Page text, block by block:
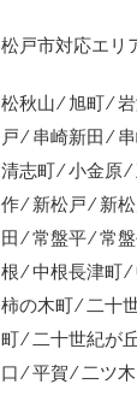
松戸市対応エリ
松秋山 ⁄ 旭町 ⁄
戸 ⁄ 串崎新田 ⁄
清志町 ⁄ 小金原
作 ⁄ 新松戸 ⁄ 新
田 ⁄ 常盤平 ⁄ 常
根 ⁄ 中根長津町
柿の木町 ⁄ 二十
町 ⁄ 二十世紀が
口 ⁄ 平賀 ⁄ 二ツ